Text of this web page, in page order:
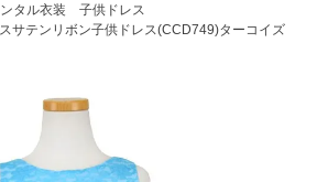
ル
Wedding
結婚式
タル衣装 子供ドレス
サテンリボン子供ドレス(CCD749)ターコイズ